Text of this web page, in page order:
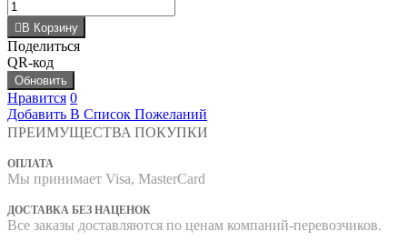
В Корзину
Поделиться
QR-код
Нравится 0
Добавить В Список Пожеланий
ПРЕИМУЩЕСТВА ПОКУПКИ
ОПЛАТА
Мы принимает Visa, MasterCard
ДОСТАВКА БЕЗ НАЦЕНОК
Все заказы доставляются по ценам компаний-перевозчиков.